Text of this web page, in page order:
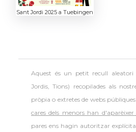
Sant Jordi 2025 a Tuebingen
Aquest és un petit recull
Jordis, Tions) recopilades als
pròpia o extretes de webs
cares dels menors han d'aparèixer
pares ens hagin autoritzar